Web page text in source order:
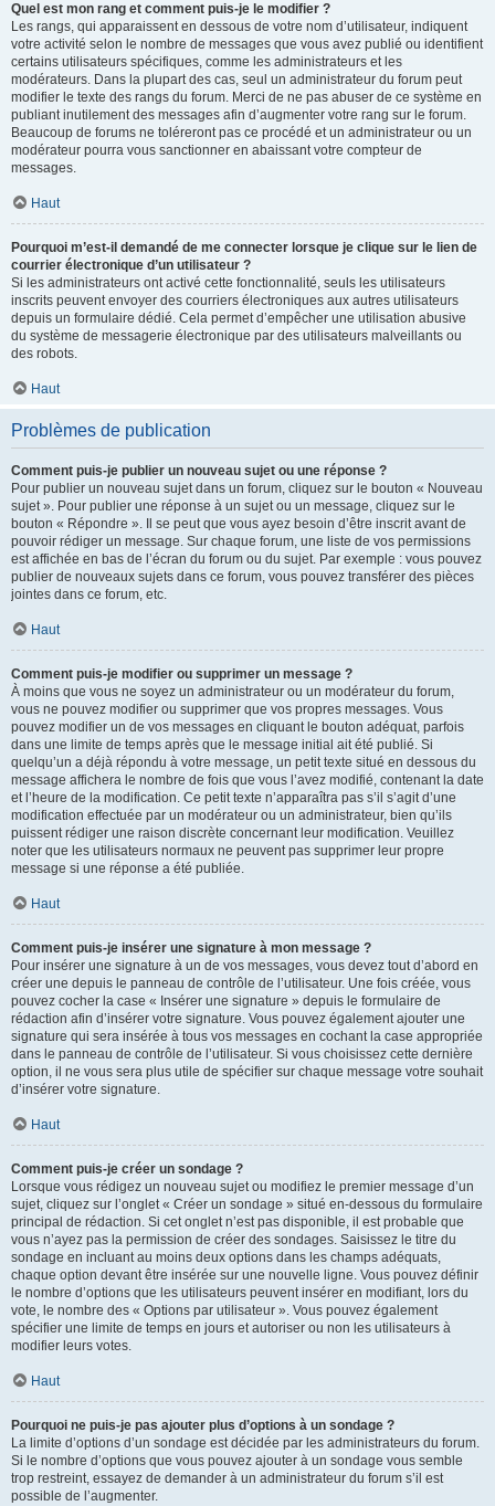
Quel est mon rang et comment puis-je le modifier ?
Les rangs, qui apparaissent en dessous de votre nom d’utilisateur, indiquent
votre activité selon le nombre de messages que vous avez publié ou identifient
certains utilisateurs spécifiques, comme les administrateurs et les
modérateurs. Dans la plupart des cas, seul un administrateur du forum peut
modifier le texte des rangs du forum. Merci de ne pas abuser de ce système en
publiant inutilement des messages afin d’augmenter votre rang sur le forum.
Beaucoup de forums ne toléreront pas ce procédé et un administrateur ou un
modérateur pourra vous sanctionner en abaissant votre compteur de
messages.
Haut
Pourquoi m’est-il demandé de me connecter lorsque je clique sur le lien de
courrier électronique d’un utilisateur ?
Si les administrateurs ont activé cette fonctionnalité, seuls les utilisateurs
inscrits peuvent envoyer des courriers électroniques aux autres utilisateurs
depuis un formulaire dédié. Cela permet d’empêcher une utilisation abusive
du système de messagerie électronique par des utilisateurs malveillants ou
des robots.
Haut
Problèmes de publication
Comment puis-je publier un nouveau sujet ou une réponse ?
Pour publier un nouveau sujet dans un forum, cliquez sur le bouton « Nouveau
sujet ». Pour publier une réponse à un sujet ou un message, cliquez sur le
bouton « Répondre ». Il se peut que vous ayez besoin d’être inscrit avant de
pouvoir rédiger un message. Sur chaque forum, une liste de vos permissions
est affichée en bas de l’écran du forum ou du sujet. Par exemple : vous pouvez
publier de nouveaux sujets dans ce forum, vous pouvez transférer des pièces
jointes dans ce forum, etc.
Haut
Comment puis-je modifier ou supprimer un message ?
À moins que vous ne soyez un administrateur ou un modérateur du forum,
vous ne pouvez modifier ou supprimer que vos propres messages. Vous
pouvez modifier un de vos messages en cliquant le bouton adéquat, parfois
dans une limite de temps après que le message initial ait été publié. Si
quelqu’un a déjà répondu à votre message, un petit texte situé en dessous du
message affichera le nombre de fois que vous l’avez modifié, contenant la date
et l’heure de la modification. Ce petit texte n’apparaîtra pas s’il s’agit d’une
modification effectuée par un modérateur ou un administrateur, bien qu’ils
puissent rédiger une raison discrète concernant leur modification. Veuillez
noter que les utilisateurs normaux ne peuvent pas supprimer leur propre
message si une réponse a été publiée.
Haut
Comment puis-je insérer une signature à mon message ?
Pour insérer une signature à un de vos messages, vous devez tout d’abord en
créer une depuis le panneau de contrôle de l’utilisateur. Une fois créée, vous
pouvez cocher la case « Insérer une signature » depuis le formulaire de
rédaction afin d’insérer votre signature. Vous pouvez également ajouter une
signature qui sera insérée à tous vos messages en cochant la case appropriée
dans le panneau de contrôle de l’utilisateur. Si vous choisissez cette dernière
option, il ne vous sera plus utile de spécifier sur chaque message votre souhait
d’insérer votre signature.
Haut
Comment puis-je créer un sondage ?
Lorsque vous rédigez un nouveau sujet ou modifiez le premier message d’un
sujet, cliquez sur l’onglet « Créer un sondage » situé en-dessous du formulaire
principal de rédaction. Si cet onglet n’est pas disponible, il est probable que
vous n’ayez pas la permission de créer des sondages. Saisissez le titre du
sondage en incluant au moins deux options dans les champs adéquats,
chaque option devant être insérée sur une nouvelle ligne. Vous pouvez définir
le nombre d’options que les utilisateurs peuvent insérer en modifiant, lors du
vote, le nombre des « Options par utilisateur ». Vous pouvez également
spécifier une limite de temps en jours et autoriser ou non les utilisateurs à
modifier leurs votes.
Haut
Pourquoi ne puis-je pas ajouter plus d’options à un sondage ?
La limite d’options d’un sondage est décidée par les administrateurs du forum.
Si le nombre d’options que vous pouvez ajouter à un sondage vous semble
trop restreint, essayez de demander à un administrateur du forum s’il est
possible de l’augmenter.